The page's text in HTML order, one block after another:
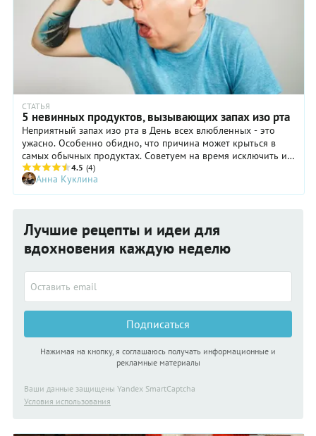
СТАТЬЯ
5 невинных продуктов, вызывающих запах изо рта
Неприятный запах изо рта в День всех влюбленных - это
ужасно. Особенно обидно, что причина может крыться в
самых обычных продуктах. Советуем на время исключить их
из меню.
4.5 (4)
Анна Куклина
Лучшие рецепты и идеи для
вдохновения каждую неделю
Подписаться
Нажимая на кнопку, я соглашаюсь получать информационные и
рекламные материалы
Ваши данные защищены Yandex SmartCaptcha
Условия использования